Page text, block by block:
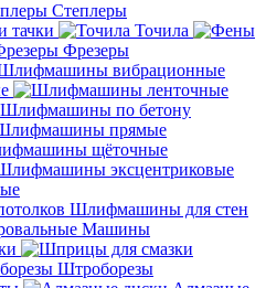
Степлеры
тачки
Точила
Фрезеры
Шлифмашины для стен
Машины
Штроборезы